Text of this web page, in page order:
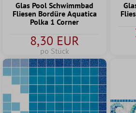
Glas Pool Schwimmbad
Fliesen Bordüre Aquatica
Polka 1 Corner
8,30 EUR
po Stück